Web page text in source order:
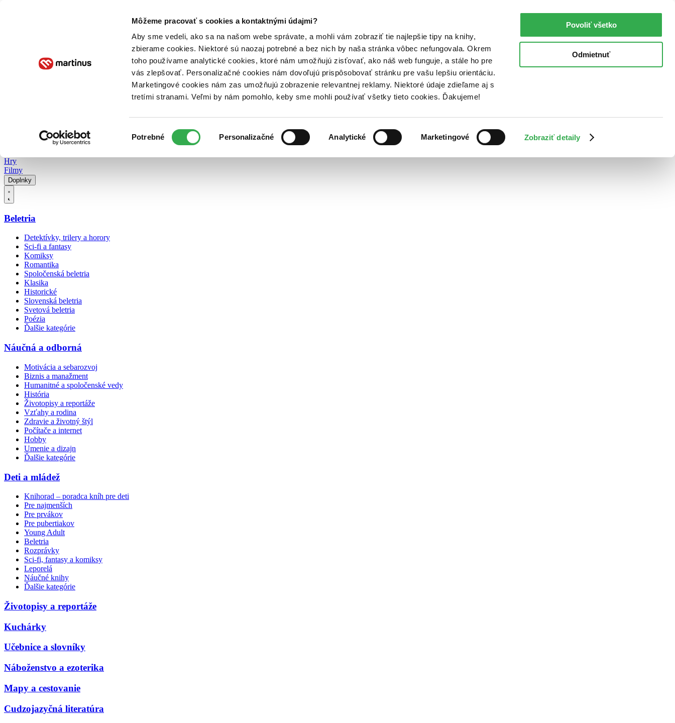
Môžeme pracovať s cookies a kontaktnými údajmi?
Aby sme vedeli, ako sa na našom webe správate, a mohli vám zobraziť tie najlepšie tipy na knihy,
zbierame cookies. Niektoré sú naozaj potrebné a bez nich by naša stránka vôbec nefungovala. Okrem
toho používame analytické cookies, ktoré nám umožňujú zisťovať, ako náš web funguje, a stále ho pre
vás zlepšovať. Personalizačné cookies nám dovoľujú prispôsobovať stránku pre vašu lepšiu orientáciu.
Marketingové cookies nám zas umožňujú zobrazenie relevantnej reklamy. Niektoré údaje zdieľame aj s
tretími stranami. Veľmi by nám pomohlo, keby sme mohli používať všetky tieto cookies. Ďakujeme!
súhlasu
Potrebné Personalizačné Analytické Marketingové Zobraziť detaily
Povoliť všetko
Odmietnuť
Poukážky Kontakt
Hry
Filmy
Doplnky
Beletria
Detektívky, trilery a horory
Sci-fi a fantasy
Komiksy
Romantika
Spoločenská beletria
Klasika
Historické
Slovenská beletria
Svetová beletria
Poézia
Ďalšie kategórie
Náučná a odborná
Motivácia a sebarozvoj
Biznis a manažment
Humanitné a spoločenské vedy
História
Životopisy a reportáže
Vzťahy a rodina
Zdravie a životný štýl
Počítače a internet
Hobby
Umenie a dizajn
Ďalšie kategórie
Deti a mládež
Knihorad – poradca kníh pre deti
Pre najmenších
Pre prvákov
Pre pubertiakov
Young Adult
Beletria
Rozprávky
Sci-fi, fantasy a komiksy
Leporelá
Náučné knihy
Ďalšie kategórie
Životopisy a reportáže
Kuchárky
Učebnice a slovníky
Náboženstvo a ezoterika
Mapy a cestovanie
Cudzojazyčná literatúra